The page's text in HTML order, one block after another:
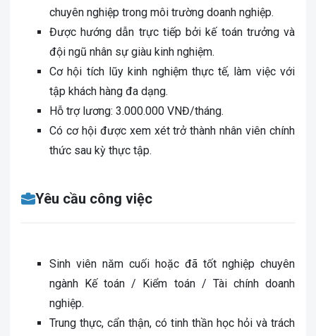
chuyên nghiệp trong môi trường doanh nghiệp.
Được hướng dẫn trực tiếp bởi kế toán trưởng và
đội ngũ nhân sự giàu kinh nghiệm.
Cơ hội tích lũy kinh nghiệm thực tế, làm việc với
tập khách hàng đa dạng.
Hỗ trợ lương: 3.000.000 VNĐ/tháng.
Có cơ hội được xem xét trở thành nhân viên chính
thức sau kỳ thực tập.
Yêu cầu công việc
Sinh viên năm cuối hoặc đã tốt nghiệp chuyên
ngành Kế toán / Kiểm toán / Tài chính doanh
nghiệp.
Trung thực, cẩn thận, có tinh thần học hỏi và trách